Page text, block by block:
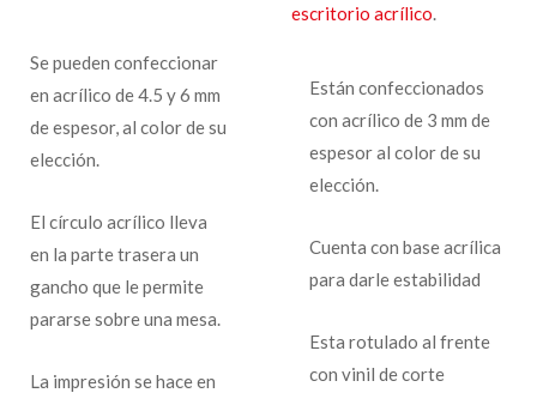
Se pueden confeccionar
en acrílico de 4.5 y 6 mm
de espesor, al color de su
elección.
El círculo acrílico lleva
en la parte trasera un
gancho que le permite
pararse sobre una mesa.
La impresión se hace en
escritorio acrílico.
Están confeccionados
con acrílico de 3 mm de
espesor al color de su
elección.
Cuenta con base acrílica
para darle estabilidad
Esta rotulado al frente
con vinil de corte